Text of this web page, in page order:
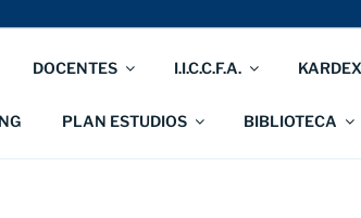
DOCENTES I.I.C.C.F.A. KARDEX
PLAN ESTUDIOS BIBLIOTECA